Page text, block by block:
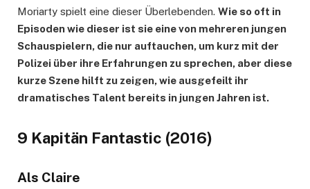
Moriarty spielt eine dieser Überlebenden. Wie so oft in
Episoden wie dieser ist sie eine von mehreren jungen
Schauspielern, die nur auftauchen, um kurz mit der
Polizei über ihre Erfahrungen zu sprechen, aber diese
kurze Szene hilft zu zeigen, wie ausgefeilt ihr
dramatisches Talent bereits in jungen Jahren ist.
9 Kapitän Fantastic (2016)
Als Claire